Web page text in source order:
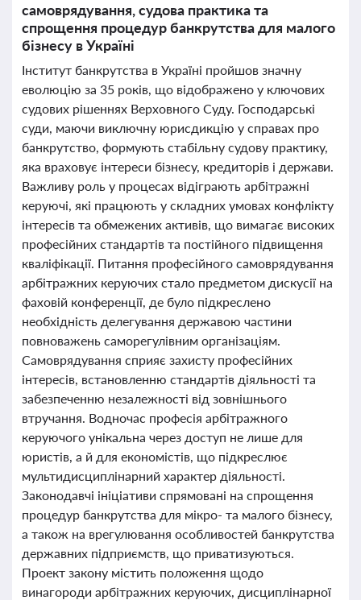
самоврядування, судова практика та
спрощення процедур банкрутства для малого
бізнесу в Україні
Інститут банкрутства в Україні пройшов значну
еволюцію за 35 років, що відображено у ключових
судових рішеннях Верховного Суду. Господарські
суди, маючи виключну юрисдикцію у справах про
банкрутство, формують стабільну судову практику,
яка враховує інтереси бізнесу, кредиторів і держави.
Важливу роль у процесах відіграють арбітражні
керуючі, які працюють у складних умовах конфлікту
інтересів та обмежених активів, що вимагає високих
професійних стандартів та постійного підвищення
кваліфікації. Питання професійного самоврядування
арбітражних керуючих стало предметом дискусії на
фаховій конференції, де було підкреслено
необхідність делегування державою частини
повноважень саморегулівним організаціям.
Самоврядування сприяє захисту професійних
інтересів, встановленню стандартів діяльності та
забезпеченню незалежності від зовнішнього
втручання. Водночас професія арбітражного
керуючого унікальна через доступ не лише для
юристів, а й для економістів, що підкреслює
мультидисциплінарний характер діяльності.
Законодавчі ініціативи спрямовані на спрощення
процедур банкрутства для мікро- та малого бізнесу,
а також на врегулювання особливостей банкрутства
державних підприємств, що приватизуються.
Проект закону містить положення щодо
винагороди арбітражних керуючих, дисциплінарної